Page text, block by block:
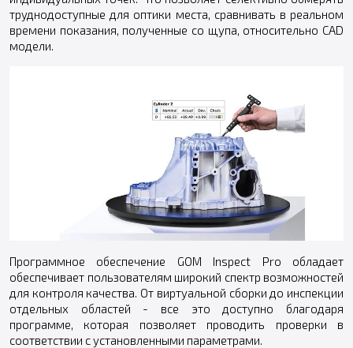
труднодоступные для оптики места, сравнивать в реальном
времени показания, полученные со щупа, относительно CAD
модели.
Программное обеспечение GOM Inspect Pro обладает
обеспечивает пользователям широкий спектр возможностей
для контроля качества. От виртуальной сборки до инспекции
отдельных областей - все это доступно благодаря
программе, которая позволяет проводить проверки в
соответствии с установленными параметрами.